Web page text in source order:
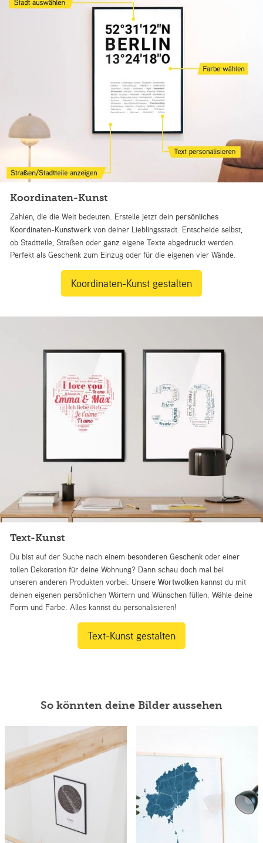
Koordinaten-Kunst
Zahlen, die die Welt bedeuten. Erstelle jetzt dein persönliches
Koordinaten-Kunstwerk von deiner Lieblingsstadt. Entscheide selbst,
ob Stadtteile, Straßen oder ganz eigene Texte abgedruckt werden.
Perfekt als Geschenk zum Einzug oder für die eigenen vier Wände.
Koordinaten-Kunst gestalten
Text-Kunst
Du bist auf der Suche nach einem besonderen Geschenk oder einer
tollen Dekoration für deine Wohnung? Dann schau doch mal bei
unseren anderen Produkten vorbei. UnsereWortwolken kannst du mit
deinen eigenen persönlichen Wörtern und Wünschen füllen. Wähle deine
Form und Farbe. Alles kannst du personalisieren!
Text-Kunst gestalten
So könnten deine Bilder aussehen